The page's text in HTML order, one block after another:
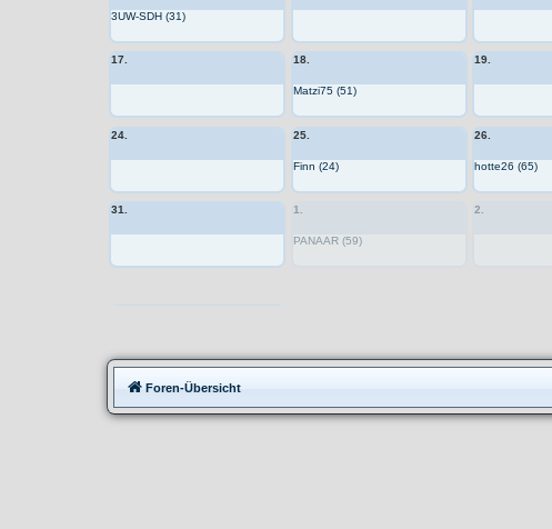
3UW-SDH (31)
17. 18.
Matzi75 (51)
19.
24. 25.
Finn (24)
26.
hotte26 (65)
31. 1.
PANAAR (59)
2.
Foren-Übersicht